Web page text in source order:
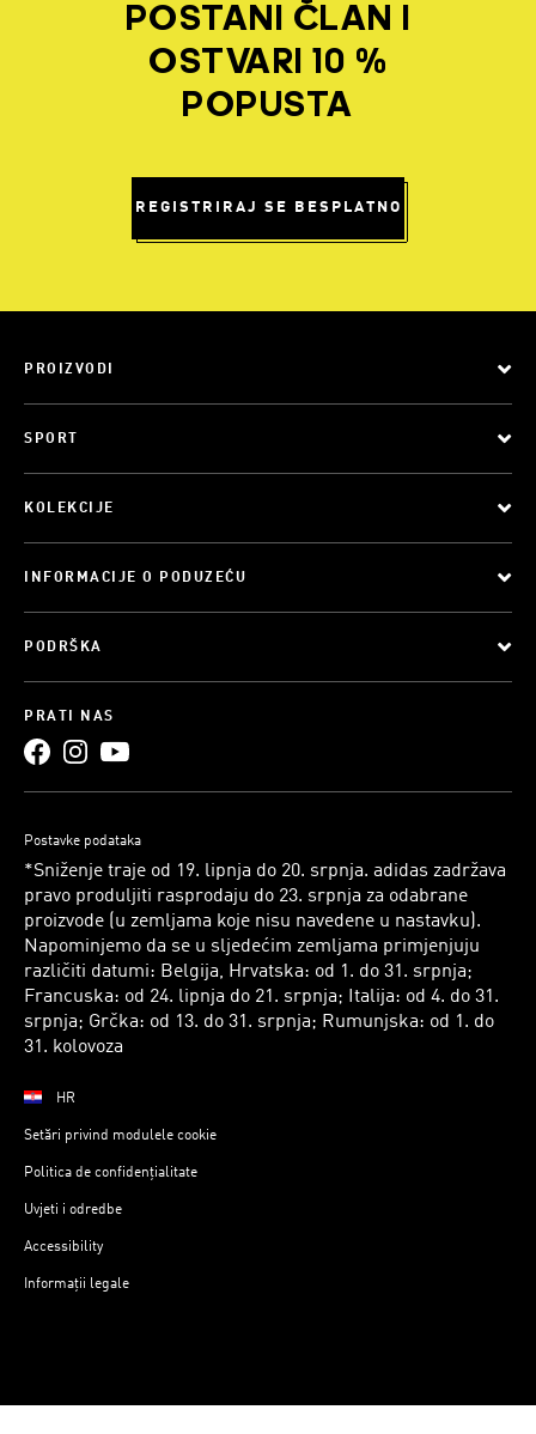
POSTANI ČLAN I
OSTVARI 10 %
POPUSTA
REGISTRIRAJ SE BESPLATNO
PROIZVODI
SPORT
KOLEKCIJE
INFORMACIJE O PODUZEĆU
PODRŠKA
PRATI NAS
Postavke podataka
*Sniženje traje od 19. lipnja do 20. srpnja. adidas zadržava
pravo produljiti rasprodaju do 23. srpnja za odabrane
proizvode (u zemljama koje nisu navedene u nastavku).
Napominjemo da se u sljedećim zemljama primjenjuju
različiti datumi: Belgija, Hrvatska: od 1. do 31. srpnja;
Francuska: od 24. lipnja do 21. srpnja; Italija: od 4. do 31.
srpnja; Grčka: od 13. do 31. srpnja; Rumunjska: od 1. do
31. kolovoza
HR
Setări privind modulele cookie
Politica de confidențialitate
Uvjeti i odredbe
Accessibility
Informații legale